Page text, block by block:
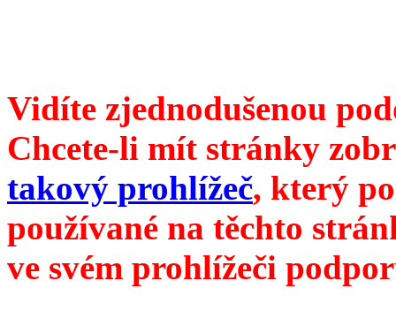
Vidíte zjednodušenou
Chcete-li mít stránky
takový prohlížeč, který
používané na těchto
ve svém prohlížeči